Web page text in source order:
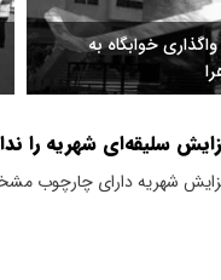
خوابگاه به
سلیقه‌ای شهریه را
شهریه دارای چارچوب